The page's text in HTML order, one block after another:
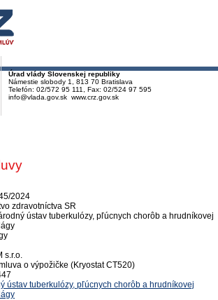
Úrad vlády Slovenskej republiky
Námestie slobody 1, 813 70 Bratislava
Telefón: 02/572 95 111, Fax: 02/524 97 595
info@vlada.gov.sk www.crz.gov.sk
2024
zdravotníctva SR
ústav tuberkulózy, pľúcnych chorôb a hrudníkovej
s.r.o.
o výpožičke (Kryostat CT520)
ústav tuberkulózy, pľúcnych chorôb a hrudníkovej